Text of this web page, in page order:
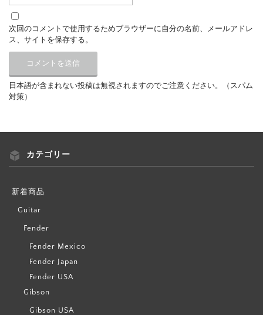
次回のコメントで使用するためブラウザーに自分の名前、メールアドレ
ス、サイトを保存する。
日本語が含まれない投稿は無視されますのでご注意ください。（スパム
対策）
カテゴリー
新着商品
Guitar
Fender
Fender Mexico
Fender Japan
Fender USA
Gibson
Gibson USA